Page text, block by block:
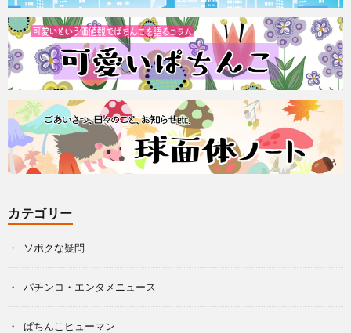
カテゴリー
ソボクな疑問
パチンコ・エンタメニュース
ぱちんこヒューマン